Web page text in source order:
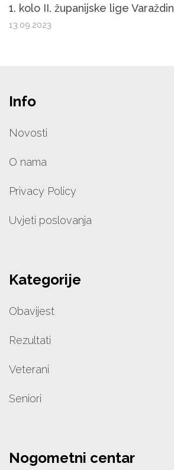
1. kolo II. županijske lige Varaždin
13.09.2023
Info
Novosti
O nama
Privacy Policy
Uvjeti poslovanja
Kategorije
Obavijest
Rezultati
Veterani
Seniori
Nogometni centar